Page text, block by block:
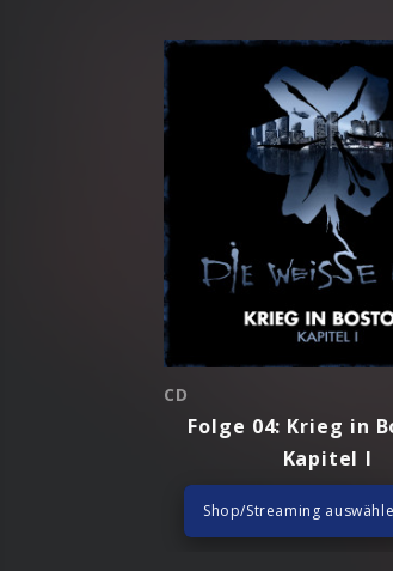
CD
Folge 04: Krieg in
Kapitel I
Shop/Streaming